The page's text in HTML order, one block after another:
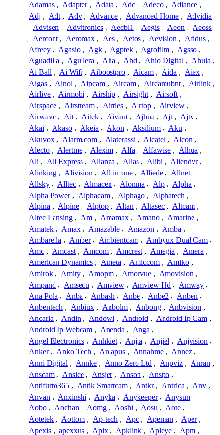
Adamas , Adapter , Adata , Adc , Adeco , Adiance ,
Adj , Adt , Adv , Advance , Advanced Home , Advidia
, Advisen , Advitronics , Aecbl1 , Aegis , Aeon , Aeoss
, Aercont , Aeromax , Aes , Aetos , Aevision , Afidus ,
Afreey , Agasio , Agk , Agptek , Agrofilm , Agsso ,
Aguadilla , Aguilera , Aha , Ahd , Ahio Digital , Ahula ,
Ai Ball , Ai Wifi , Aiboostpro , Aicam , Aida , Aiex ,
Aigas , Ainol , Aipcam , Aircam , Aircamubnt , Airlink ,
Airlive , Airmobi , Airship , Airsight , Airsoft ,
Airspace , Airstream , Airties , Airtop , Airview ,
Airwave , Ait , Aitek , Aivant , Ajhua , Ajt , Ajtv ,
Akai , Akaso , Akeia , Akon , Aksilium , Aku ,
Akuvox , Alarm.com , Alaterassi , Alcatel , Alcon ,
Alecto , Alertme , Alexim , Alfa , Alfawise , Alhua ,
Ali , Ali Express , Alianza , Alias , Alibi , Aliendvr ,
Alinking , Alivision , All-in-one , Alliede , Allnet ,
Allsky , Alltec , Almacen , Alonma , Alp , Alpha ,
Alpha Power , Alphacam , Alphago , Alphatech ,
Alpina , Alpine , Alptop , Altan , Altasec , Altcam ,
Altec Lansing , Am , Amamax , Amano , Amarine ,
Amatek , Amax , Amazable , Amazon , Amba ,
Ambarella , Amber , Ambientcam , Ambyux Dual Cam ,
Amc , Amcast , Amcom , Amcrest , Amegia , Amera ,
American Dynamics , Ameta , Amiccom , Amiko ,
Amirok , Amity , Amopm , Amorvue , Amovision ,
Ampand , Amsecu , Amview , Amview Hd , Amway ,
Ana Pola , Anba , Anbash , Anbe , Anbe2 , Anben ,
Anbentech , Anbiux , Anbolm , Anbong , Anbvision ,
Ancarla , Andin , Andowl , Android , Android Ip Cam ,
Android Ip Webcam , Anenda , Anga ,
Angel Electronics , Anhkiet , Anjia , Anjiel , Anjvision ,
Anker , Anko Tech , Anlapus , Annahme , Annez ,
Anni Digital , Annke , Anno Zero Ltd , Anpviz , Anran ,
Anscam , Ansice , Ansjer , Anson , Anspo ,
Antifurto365 , Antik Smartcam , Antkr , Antrica , Anv ,
Anvan , Anxinshi , Anyka , Anykeeper , Anysun ,
Aobo , Aochan , Aomg , Aoshi , Aosu , Aote ,
Aotetek , Aottom , Ap-tech , Apc , Apeman , Aper ,
Apexis , apexxus , Apix , Apklink , Apleye , Apm ,